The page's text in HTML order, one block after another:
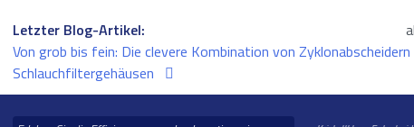
Letzter Blog-Artikel:
Von grob bis fein: Die clevere Kombination von Zyklonabscheidern
Schlauchfiltergehäusen